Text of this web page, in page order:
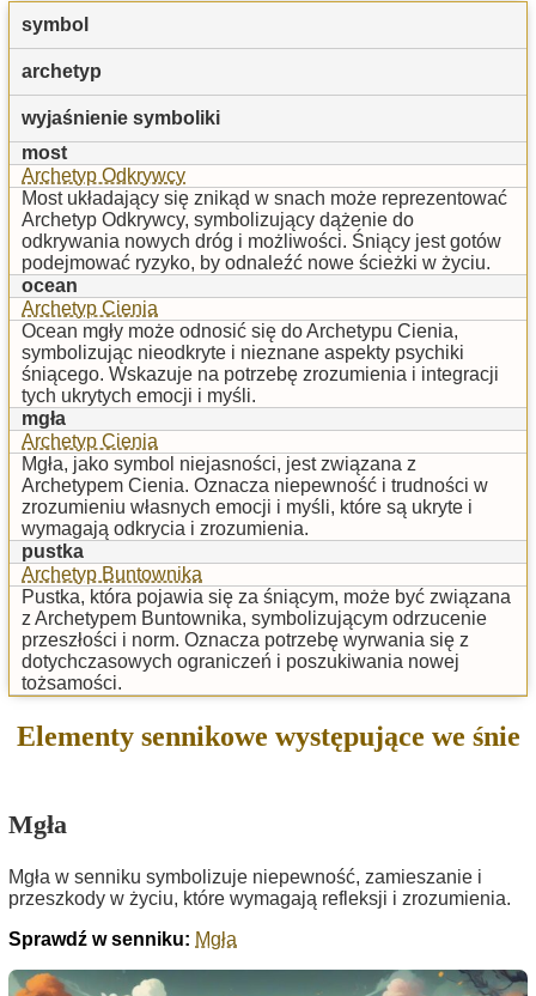
symbol
archetyp
wyjaśnienie symboliki
most
Archetyp Odkrywcy
Most układający się znikąd w snach może reprezentować
Archetyp Odkrywcy, symbolizujący dążenie do
odkrywania nowych dróg i możliwości. Śniący jest gotów
podejmować ryzyko, by odnaleźć nowe ścieżki w życiu.
ocean
Archetyp Cienia
Ocean mgły może odnosić się do Archetypu Cienia,
symbolizując nieodkryte i nieznane aspekty psychiki
śniącego. Wskazuje na potrzebę zrozumienia i integracji
tych ukrytych emocji i myśli.
mgła
Archetyp Cienia
Mgła, jako symbol niejasności, jest związana z
Archetypem Cienia. Oznacza niepewność i trudności w
zrozumieniu własnych emocji i myśli, które są ukryte i
wymagają odkrycia i zrozumienia.
pustka
Archetyp Buntownika
Pustka, która pojawia się za śniącym, może być związana
z Archetypem Buntownika, symbolizującym odrzucenie
przeszłości i norm. Oznacza potrzebę wyrwania się z
dotychczasowych ograniczeń i poszukiwania nowej
tożsamości.
Elementy sennikowe występujące we śnie
Mgła
Mgła w senniku symbolizuje niepewność, zamieszanie i
przeszkody w życiu, które wymagają refleksji i zrozumienia.
Sprawdź w senniku: Mgła